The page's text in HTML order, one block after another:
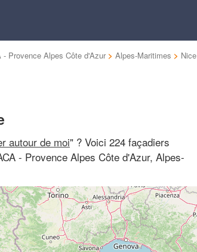
- Provence Alpes Côte d'Azur > Alpes-Maritimes > Nice
autour de moi" ? Voici 224 façadiers
- Provence Alpes Côte d'Azur, Alpes-